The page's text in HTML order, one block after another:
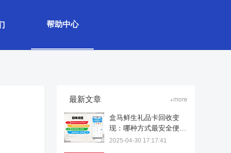
帮助中心
最新文章 +more
盒马鲜生礼品卡回收变
现：哪种方式最安全便
捷？
2025-04-30 17:17:41